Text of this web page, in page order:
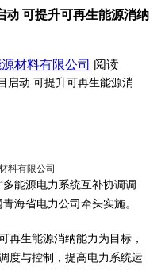
动 可提升可再生能源消纳
材料有限公司 阅读
启动 可提升可再生能源消
能源电力系统互补协调调
海省电力公司牵头实施。
再生能源消纳能力为目标，
度与控制，提高电力系统运